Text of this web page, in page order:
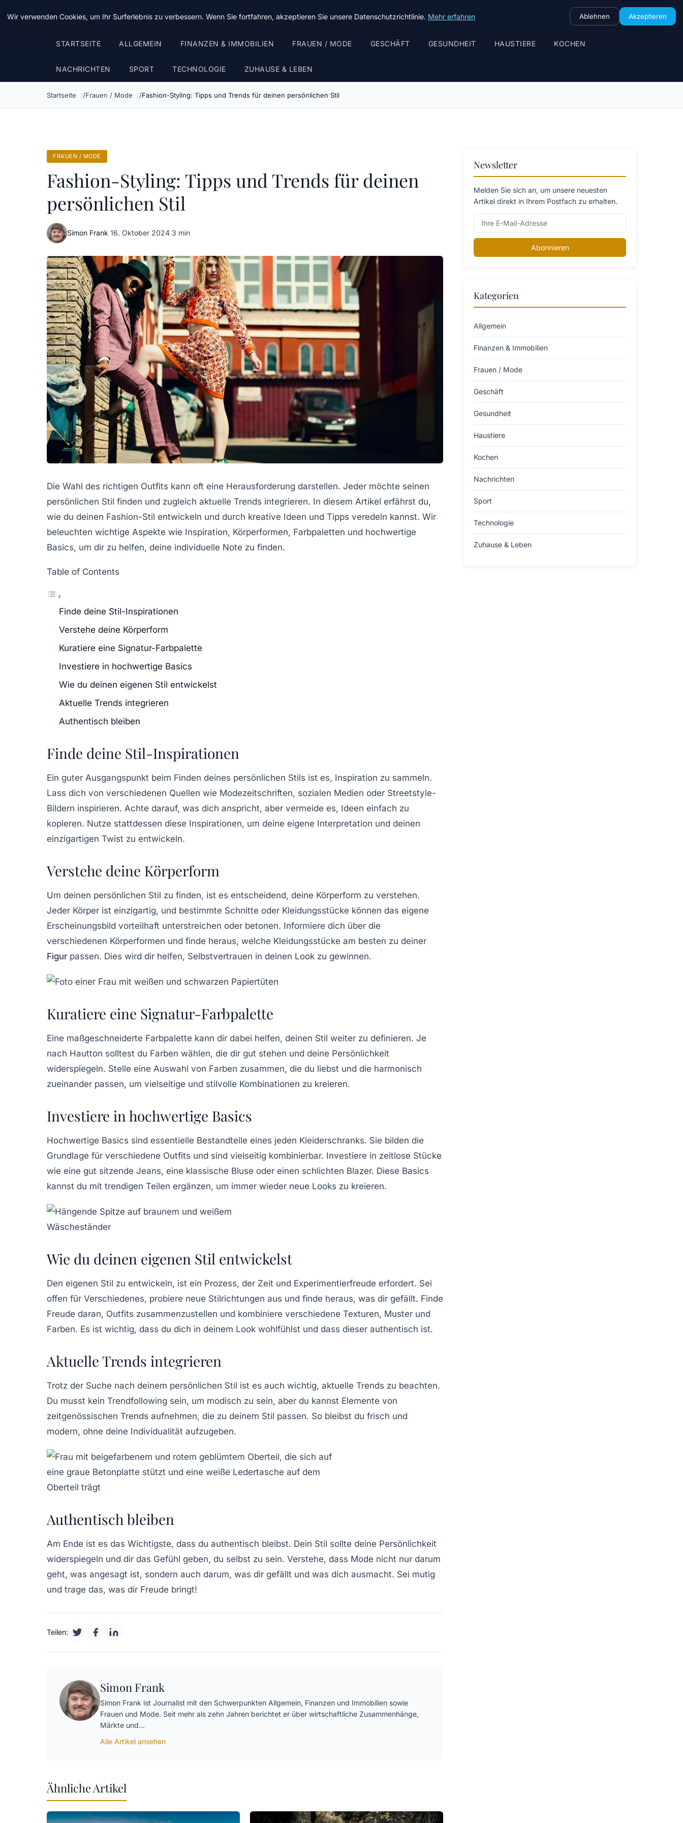
Chinavisum24
STARTSEITE ALLGEMEIN FINANZEN & IMMOBILIEN FRAUEN / MODE GESCHÄFT GESUNDHEIT HAUSTIERE KOCHEN
NACHRICHTEN SPORT TECHNOLOGIE ZUHAUSE & LEBEN
Startseite Frauen / Mode Fashion-Styling: Tipps und Trends für deinen persönlichen Stil
FRAUEN / MODE
Fashion-Styling: Tipps und Trends für deinen
persönlichen Stil
Simon Frank·16. Oktober 2024·3 min
Die Wahl des richtigen Outfits kann oft eine Herausforderung darstellen. Jeder möchte seinen
persönlichen Stil finden und zugleich aktuelle Trends integrieren. In diesem Artikel erfährst du,
wie du deinen Fashion-Stil entwickeln und durch kreative Ideen und Tipps veredeln kannst. Wir
beleuchten wichtige Aspekte wie Inspiration, Körperformen, Farbpaletten und hochwertige
Basics, um dir zu helfen, deine individuelle Note zu finden.
Table of Contents
Finde deine Stil-Inspirationen
Verstehe deine Körperform
Kuratiere eine Signatur-Farbpalette
Investiere in hochwertige Basics
Wie du deinen eigenen Stil entwickelst
Aktuelle Trends integrieren
Authentisch bleiben
Finde deine Stil-Inspirationen
Ein guter Ausgangspunkt beim Finden deines persönlichen Stils ist es, Inspiration zu sammeln.
Lass dich von verschiedenen Quellen wie Modezeitschriften, sozialen Medien oder Streetstyle-
Bildern inspirieren. Achte darauf, was dich anspricht, aber vermeide es, Ideen einfach zu
kopieren. Nutze stattdessen diese Inspirationen, um deine eigene Interpretation und deinen
einzigartigen Twist zu entwickeln.
Verstehe deine Körperform
Um deinen persönlichen Stil zu finden, ist es entscheidend, deine Körperform zu verstehen.
Jeder Körper ist einzigartig, und bestimmte Schnitte oder Kleidungsstücke können das eigene
Erscheinungsbild vorteilhaft unterstreichen oder betonen. Informiere dich über die
verschiedenen Körperformen und finde heraus, welche Kleidungsstücke am besten zu deiner
Figur passen. Dies wird dir helfen, Selbstvertrauen in deinen Look zu gewinnen.
Kuratiere eine Signatur-Farbpalette
Eine maßgeschneiderte Farbpalette kann dir dabei helfen, deinen Stil weiter zu definieren. Je
nach Hautton solltest du Farben wählen, die dir gut stehen und deine Persönlichkeit
widerspiegeln. Stelle eine Auswahl von Farben zusammen, die du liebst und die harmonisch
zueinander passen, um vielseitige und stilvolle Kombinationen zu kreieren.
Investiere in hochwertige Basics
Hochwertige Basics sind essentielle Bestandteile eines jeden Kleiderschranks. Sie bilden die
Grundlage für verschiedene Outfits und sind vielseitig kombinierbar. Investiere in zeitlose Stücke
wie eine gut sitzende Jeans, eine klassische Bluse oder einen schlichten Blazer. Diese Basics
kannst du mit trendigen Teilen ergänzen, um immer wieder neue Looks zu kreieren.
Wie du deinen eigenen Stil entwickelst
Den eigenen Stil zu entwickeln, ist ein Prozess, der Zeit und Experimentierfreude erfordert. Sei
offen für Verschiedenes, probiere neue Stilrichtungen aus und finde heraus, was dir gefällt. Finde
Freude daran, Outfits zusammenzustellen und kombiniere verschiedene Texturen, Muster und
Farben. Es ist wichtig, dass du dich in deinem Look wohlfühlst und dass dieser authentisch ist.
Aktuelle Trends integrieren
Trotz der Suche nach deinem persönlichen Stil ist es auch wichtig, aktuelle Trends zu beachten.
Du musst kein Trendfollowing sein, um modisch zu sein, aber du kannst Elemente von
zeitgenössischen Trends aufnehmen, die zu deinem Stil passen. So bleibst du frisch und
modern, ohne deine Individualität aufzugeben.
Authentisch bleiben
Am Ende ist es das Wichtigste, dass du authentisch bleibst. Dein Stil sollte deine Persönlichkeit
widerspiegeln und dir das Gefühl geben, du selbst zu sein. Verstehe, dass Mode nicht nur darum
geht, was angesagt ist, sondern auch darum, was dir gefällt und was dich ausmacht. Sei mutig
und trage das, was dir Freude bringt!
Teilen:
Simon Frank
Simon Frank ist Journalist mit den Schwerpunkten Allgemein, Finanzen und Immobilien sowie
Frauen und Mode. Seit mehr als zehn Jahren berichtet er über wirtschaftliche Zusammenhänge,
Märkte und…
Alle Artikel ansehen
Ähnliche Artikel
Newsletter
Melden Sie sich an, um unsere neuesten
Artikel direkt in Ihrem Postfach zu erhalten.
Abonnieren
Kategorien
Allgemein
Finanzen & Immobilien
Frauen / Mode
Geschäft
Gesundheit
Haustiere
Kochen
Nachrichten
Sport
Technologie
Zuhause & Leben
Wir verwenden Cookies, um Ihr Surferlebnis zu verbessern. Wenn Sie fortfahren, akzeptieren Sie unsere Datenschutzrichtlinie. Mehr erfahren Ablehnen Akzeptieren